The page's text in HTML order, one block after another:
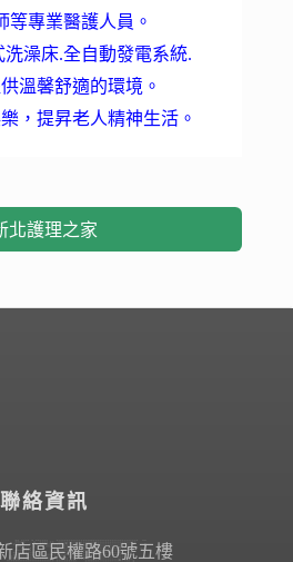
等專業醫護人員。
澡床.全自動發電系統.
溫馨舒適的環境。
，提昇老人精神生活。
北護理之家
聯絡資訊
店區民權路60號五樓